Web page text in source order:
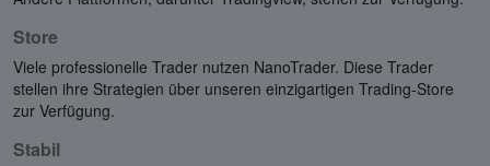
Store
Viele professionelle Trader nutzen NanoTrader. Diese Trader
stellen ihre Strategien über unseren einzigartigen Trading-Store
zur Verfügung.
Stabil